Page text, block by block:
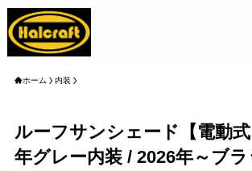
ホーム 内装
ルーフサンシェード【電動
年グレー内装 / 2026年～ブ